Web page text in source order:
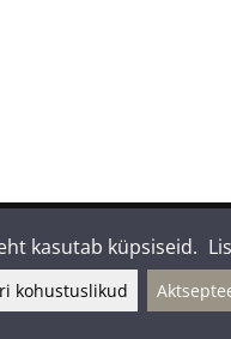
kasutab küpsiseid.
kohustuslikud